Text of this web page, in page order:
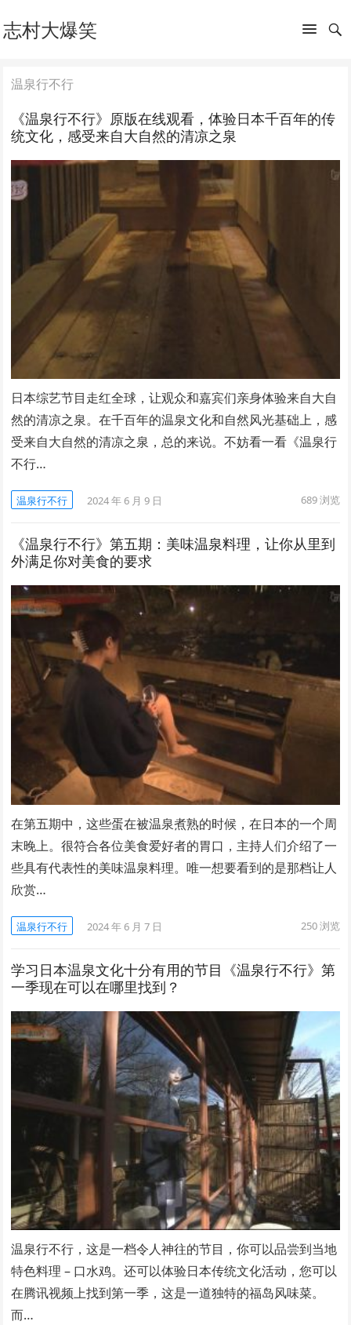
志村大爆笑
温泉行不行
《温泉行不行》原版在线观看，体验日本千百年的传
统文化，感受来自大自然的清凉之泉
日本综艺节目走红全球，让观众和嘉宾们亲身体验来自大自
然的清凉之泉。在千百年的温泉文化和自然风光基础上，感
受来自大自然的清凉之泉，总的来说。不妨看一看《温泉行
不行…
温泉行不行 2024 年 6 月 9 日 689浏览
《温泉行不行》第五期：美味温泉料理，让你从里到
外满足你对美食的要求
在第五期中，这些蛋在被温泉煮熟的时候，在日本的一个周
末晚上。很符合各位美食爱好者的胃口，主持人们介绍了一
些具有代表性的美味温泉料理。唯一想要看到的是那档让人
欣赏…
温泉行不行 2024 年 6 月 7 日 250浏览
学习日本温泉文化十分有用的节目《温泉行不行》第
一季现在可以在哪里找到？
温泉行不行，这是一档令人神往的节目，你可以品尝到当地
特色料理 – 口水鸡。还可以体验日本传统文化活动，您可以
在腾讯视频上找到第一季，这是一道独特的福岛风味菜。
而…